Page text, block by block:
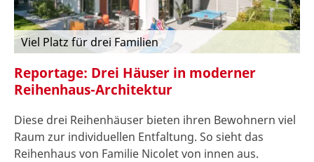
Viel Platz für drei Familien
Reportage: Drei Häuser in moderner
Reihenhaus-Architektur
Diese drei Reihenhäuser bieten ihren Bewohnern viel
Raum zur individuellen Entfaltung. So sieht das
Reihenhaus von Familie Nicolet von innen aus.